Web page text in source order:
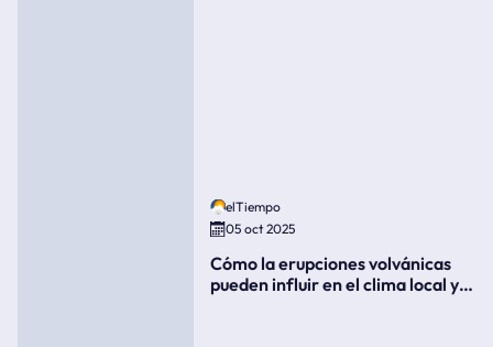
elTiempo
05 oct 2025
Cómo la erupciones volvánicas
pueden influir en el clima local y